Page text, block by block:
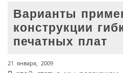
Варианты
конструкции
печатных плат
21 января, 2009